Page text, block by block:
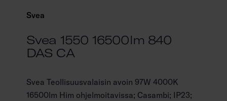
Svea
Svea 1550 16500lm 840
DAS CA
Svea Teollisuusvalaisin avoin 97W 4000K
16500lm Him ohjelmoitavissa; Casambi; IP23;